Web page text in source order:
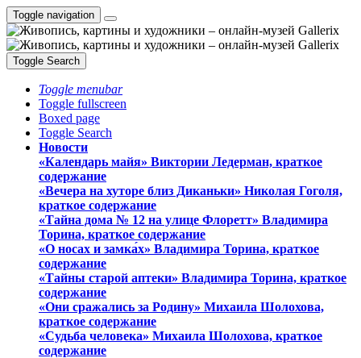
Toggle navigation
Toggle Search
Toggle menubar
Toggle fullscreen
Boxed page
Toggle Search
Новости
«Календарь майя» Виктории Ледерман, краткое
содержание
«Вечера на хуторе близ Диканьки» Николая Гоголя,
краткое содержание
«Тайна дома № 12 на улице Флоретт» Владимира
Торина, краткое содержание
«О носах и замка́х» Владимира Торина, краткое
содержание
«Тайны старой аптеки» Владимира Торина, краткое
содержание
«Они сражались за Родину» Михаила Шолохова,
краткое содержание
«Судьба человека» Михаила Шолохова, краткое
содержание